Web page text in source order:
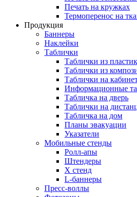
Печать на кружках
Термоперенос на
Продукция
Баннеры
Наклейки
Таблички
Таблички из
Таблички из
Таблички на
Информационные
Табличка на дверь
Таблички на
Табличка на дом
Планы эвакуации
Указатели
Мобильные стенды
Ролл-апы
Штендеры
Х стенд
L-баннеры
Пресс-воллы